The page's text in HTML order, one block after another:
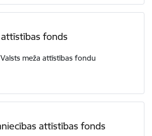
fonds
meža attīstības fondu
attīstības fonds